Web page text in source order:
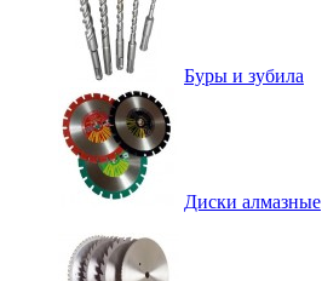
Буры и зубила
Диски алмазные